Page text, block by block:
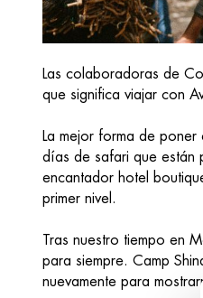
Las colaboradoras de
que significa viajar con
La mejor forma de
días de safari que están
encantador hotel
primer nivel.
Tras nuestro tiempo en
para siempre. Camp
nuevamente para